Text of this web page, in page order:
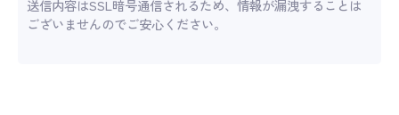
送信内容はSSL暗号通信されるため、情報が漏洩することは
ございませんのでご安心ください。